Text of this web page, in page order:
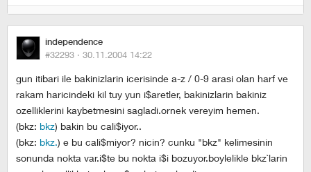
independence
#32293 · 30.11.2004 14:22
gun itibari ile bakinizlarin icerisinde a-z / 0-9 arasi olan harf ve
rakam haricindeki kil tuy yun i$aretler, bakinizlarin bakiniz
ozelliklerini kaybetmesini sagladi.ornek vereyim hemen.
(bkz: bkz) bakin bu cali$iyor..
(bkz: bkz.) e bu cali$miyor? nicin? cunku "bkz" kelimesinin
sonunda nokta var.i$te bu nokta i$i bozuyor.boylelikle bkz`larin